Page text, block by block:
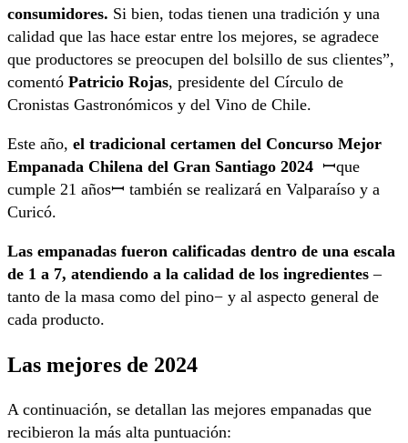
consumidores. Si bien, todas tienen una tradición y una
calidad que las hace estar entre los mejores, se agradece
que productores se preocupen del bolsillo de sus clientes”,
comentó Patricio Rojas, presidente del Círculo de
Cronistas Gastronómicos y del Vino de Chile.
Este año, el tradicional certamen del Concurso Mejor
Empanada Chilena del Gran Santiago 2024 ꟷque
cumple 21 añosꟷ también se realizará en Valparaíso y a
Curicó.
Las empanadas fueron calificadas dentro de una escala
de 1 a 7, atendiendo a la calidad de los ingredientes–
tanto de la masa como del pino− y al aspecto general de
cada producto.
Las mejores de 2024
A continuación, se detallan las mejores empanadas que
recibieron la más alta puntuación: